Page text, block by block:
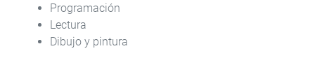
Programación
Lectura
Dibujo y pintura